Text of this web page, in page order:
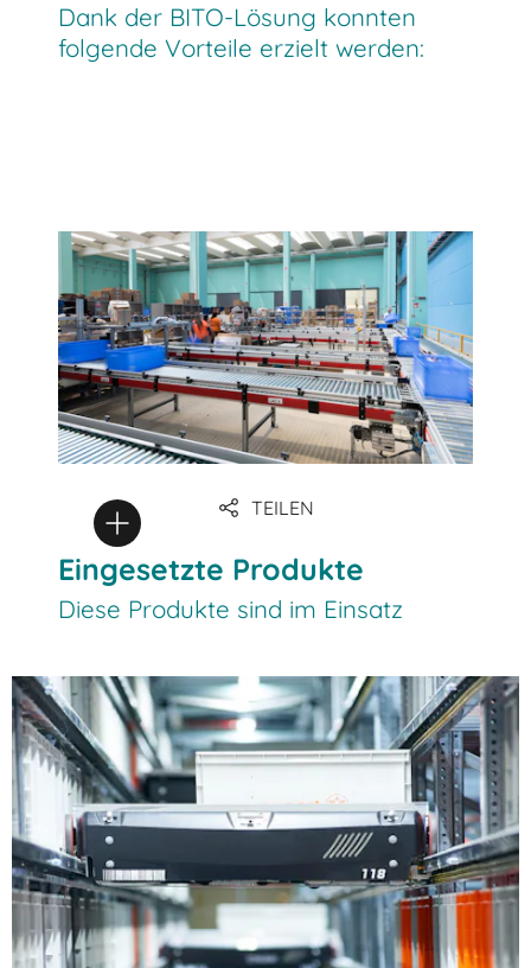
Dank der BITO-Lösung konnten
folgende Vorteile erzielt werden:
TEILEN
Eingesetzte Produkte
Diese Produkte sind im Einsatz